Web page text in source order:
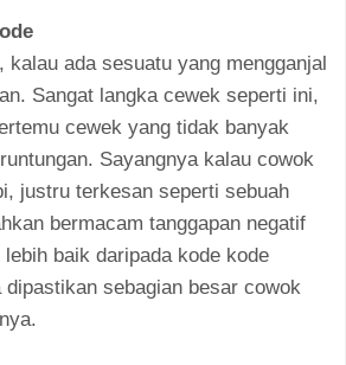
kalau ada sesuatu yang mengganjal
Sangat langka cewek seperti ini,
cewek yang tidak banyak
Sayangnya kalau cowok
justru terkesan seperti sebuah
bermacam tanggapan negatif
lebih baik daripada kode kode
sebagian besar cowok